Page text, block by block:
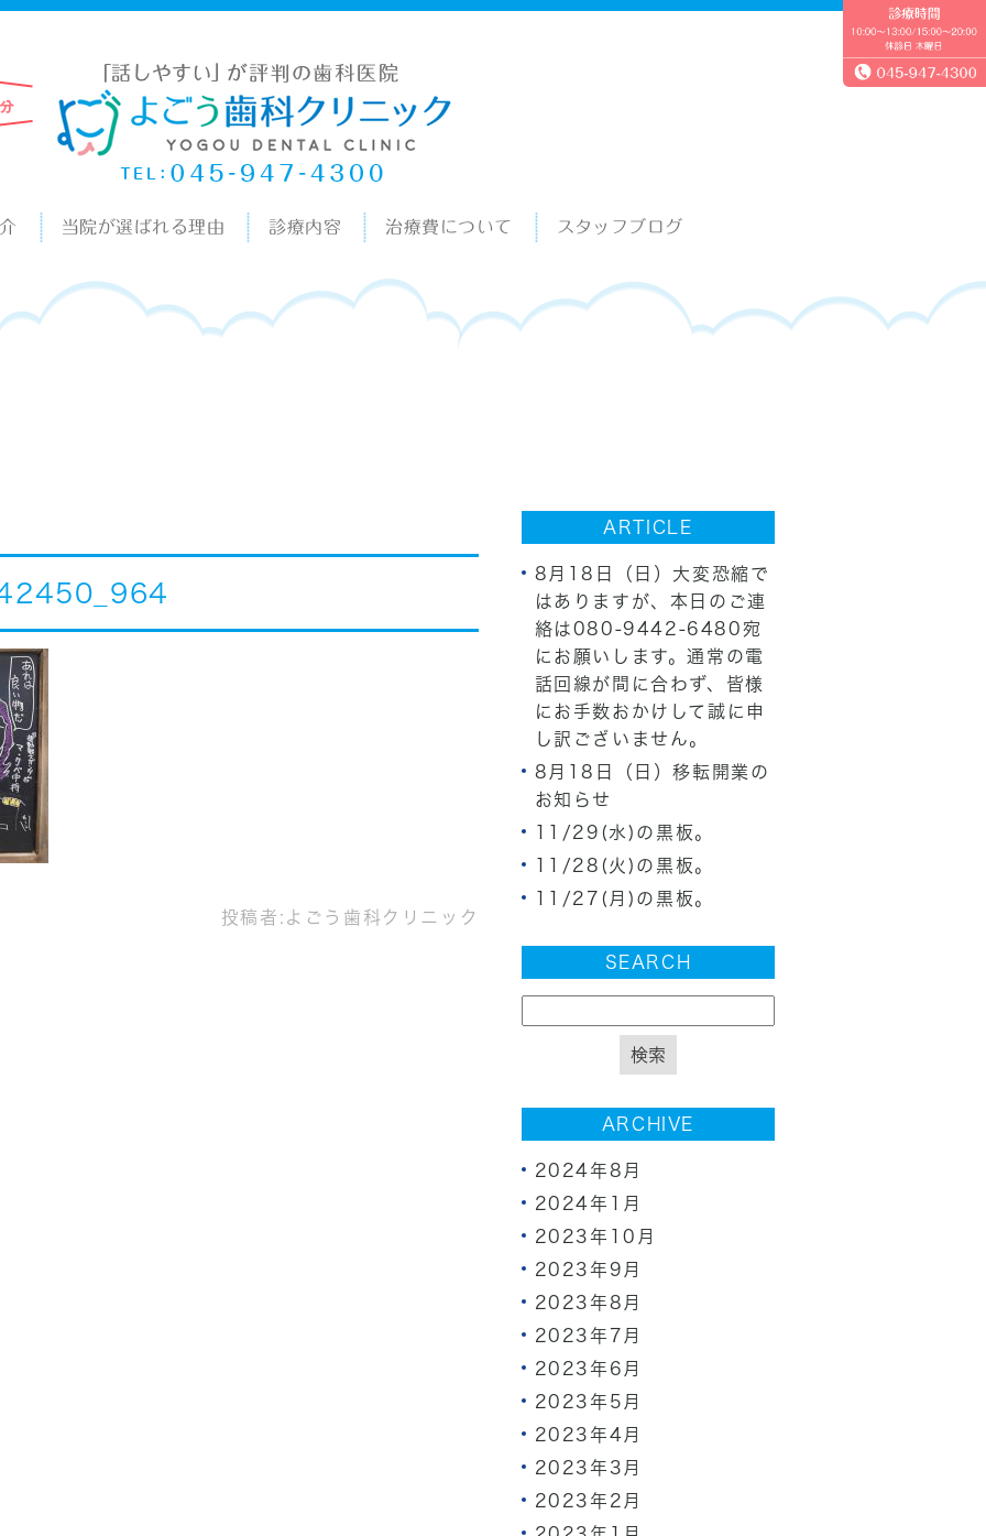
当院が選ばれる理由 診療内容 治療費について スタッフブログ
投稿者: よごう歯科クリニック
ARTICLE
8月18日（日）大変恐縮で
はありますが、本日のご連
絡は080-9442-6480宛
にお願いします。通常の電
話回線が間に合わず、皆様
にお手数おかけして誠に申
し訳ございません。
8月18日（日）移転開業の
お知らせ
11/29(水)の黒板。
11/28(火)の黒板。
11/27(月)の黒板。
SEARCH
ARCHIVE
2024年8月
2024年1月
2023年10月
2023年9月
2023年8月
2023年7月
2023年6月
2023年5月
2023年4月
2023年3月
2023年2月